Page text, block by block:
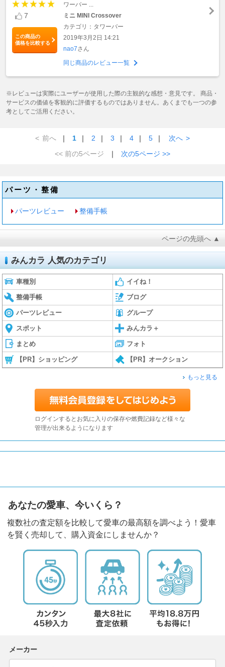
7
この商品の
価格を比較する
ワーバー ...
ミニ MINI Crossover
カテゴリ：タワーバー
2019年3月2日 14:21
nao7さん
同じ商品のレビュー一覧
※レビューは実際にユーザーが使用した際の主観的な感想・意見です。 商品・
サービスの価値を客観的に評価するものではありません。あくまでも一つの参
考としてご活用ください。
< 前へ ｜ 1 ｜ 2 ｜ 3 ｜ 4 ｜ 5 ｜ 次へ >
<< 前の5ページ
｜ 次の5ページ >>
パーツ・整備
パーツレビュー 整備手帳
ページの先頭へ ▲
みんカラ 人気のカテゴリ
車種別 イイね！
整備手帳 ブログ
パーツレビュー グループ
スポット みんカラ＋
まとめ フォト
【PR】ショッピング 【PR】オークション
もっと見る
ログインするとお気に入りの保存や燃費記録など様々な
管理が出来るようになります
あなたの愛車、今いくら？
複数社の査定額を比較して愛車の最高額を調べよう！愛車
を賢く売却して、購入資金にしませんか？
メーカー